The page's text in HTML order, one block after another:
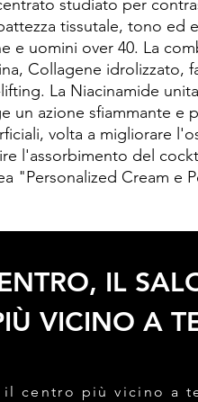
studiato per
tissutale, tono ed
e uomini over 40. La
Collagene idrolizzato,
La Niacinamide
un azione sfiammante e
volta a migliorare
l'assorbimento del
"Personalized Cream e
IL
VICINO A
centro più vicino a